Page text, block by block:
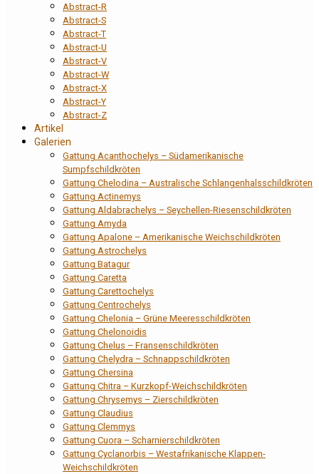
Abstract-R
Abstract-S
Abstract-T
Abstract-U
Abstract-V
Abstract-W
Abstract-X
Abstract-Y
Abstract-Z
Artikel
Galerien
Gattung Acanthochelys – Südamerikanische
Sumpfschildkröten
Gattung Chelodina – Australische Schlangenhalsschildkröten
Gattung Actinemys
Gattung Aldabrachelys – Seychellen-Riesenschildkröten
Gattung Amyda
Gattung Apalone – Amerikanische Weichschildkröten
Gattung Astrochelys
Gattung Batagur
Gattung Caretta
Gattung Carettochelys
Gattung Centrochelys
Gattung Chelonia – Grüne Meeresschildkröten
Gattung Chelonoidis
Gattung Chelus – Fransenschildkröten
Gattung Chelydra – Schnappschildkröten
Gattung Chersina
Gattung Chitra – Kurzkopf-Weichschildkröten
Gattung Chrysemys – Zierschildkröten
Gattung Claudius
Gattung Clemmys
Gattung Cuora – Scharnierschildkröten
Gattung Cyclanorbis – Westafrikanische Klappen-
Weichschildkröten